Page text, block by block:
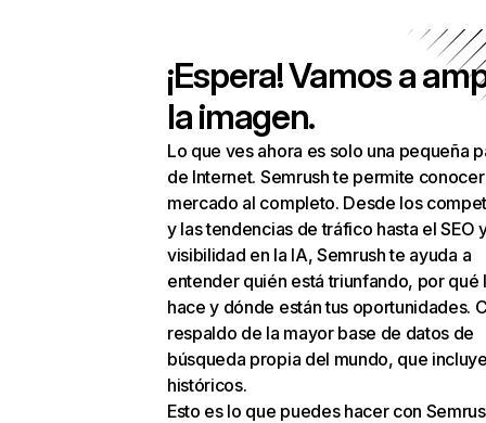
¡Espera! Vamos a
la imagen.
Lo que ves ahora es solo una pequeña
de Internet. Semrush te permite
mercado al completo. Desde los
y las tendencias de tráfico hasta el SEO
visibilidad en la IA, Semrush te ayuda a
entender quién está triunfando, por qué
hace y dónde están tus oportunidades.
respaldo de la mayor base de datos de
búsqueda propia del mundo, que
históricos.
Esto es lo que puedes hacer con